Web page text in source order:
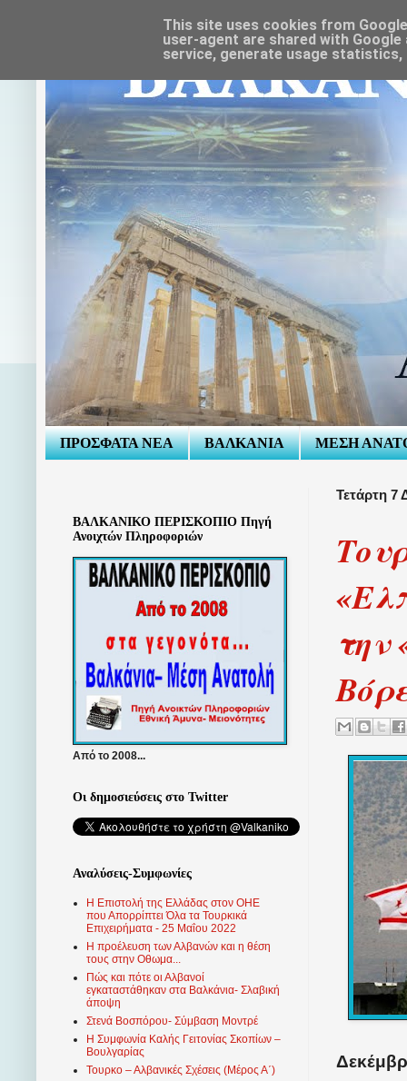
ΠΡΟΣΦΑΤΑ ΝΕΑ ΒΑΛΚΑΝΙΑ ΜΕΣΗ
Τετάρτη 7
την
ΒΑΛΚΑΝΙΚΟ ΠΕΡΙΣΚΟΠΙΟ Πηγή
Ανοιχτών Πληροφοριών
Από το 2008...
Οι δημοσιεύσεις στο Twitter
Αναλύσεις-Συμφωνίες
Η Επιστολή της Ελλάδας στον ΟΗΕ
που Απορρίπτει Όλα τα Τουρκικά
Επιχειρήματα - 25 Μαΐου 2022
Η προέλευση των Αλβανών και η θέση
τους στην Οθωμα...
Πώς και πότε οι Αλβανοί
εγκαταστάθηκαν στα Βαλκάνια- Σλαβική
άποψη
Στενά Βοσπόρου- Σύμβαση Μοντρέ
Η Συμφωνία Καλής Γειτονίας Σκοπίων –
Βουλγαρίας
Τουρκο – Αλβανικές Σχέσεις (Mέρος Α΄)
This site uses cookies from
user-agent are shared with
service, generate usage statistics,